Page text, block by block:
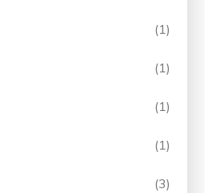
(1)
(1)
(1)
(1)
(3)